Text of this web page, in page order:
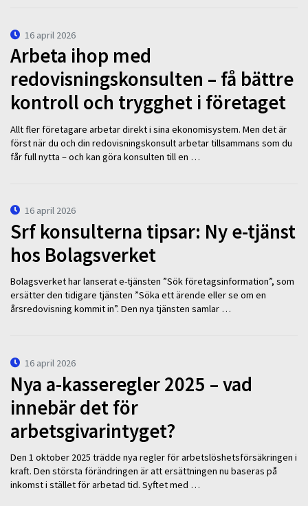
16 april 2026
Arbeta ihop med
redovisningskonsulten – få bättre
kontroll och trygghet i företaget
Allt fler företagare arbetar direkt i sina ekonomisystem. Men det är
först när du och din redovisningskonsult arbetar tillsammans som du
får full nytta – och kan göra konsulten till en …
16 april 2026
Srf konsulterna tipsar: Ny e-tjänst
hos Bolagsverket
Bolagsverket har lanserat e-tjänsten ”Sök företagsinformation”, som
ersätter den tidigare tjänsten ”Söka ett ärende eller se om en
årsredovisning kommit in”. Den nya tjänsten samlar …
16 april 2026
Nya a-kasseregler 2025 – vad
innebär det för
arbetsgivarintyget?
Den 1 oktober 2025 trädde nya regler för arbetslöshetsförsäkringen i
kraft. Den största förändringen är att ersättningen nu baseras på
inkomst i stället för arbetad tid. Syftet med …